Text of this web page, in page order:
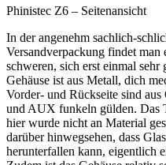
Phinistec Z6 – Seitenansicht
In der angenehm sachlich-
Versandverpackung findet
schweren, sich erst einmal
Gehäuse ist aus Metall, dich
Vorder- und Rückseite sind
und AUX funkeln gülden. Das
hier wurde nicht an Material
darüber hinwegsehen, dass
herunterfallen kann, eigentlich